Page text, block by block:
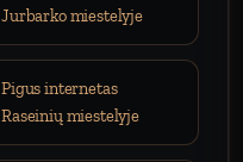
Jurbarko miestelyje
Pigus internetas
Raseinių miestelyje